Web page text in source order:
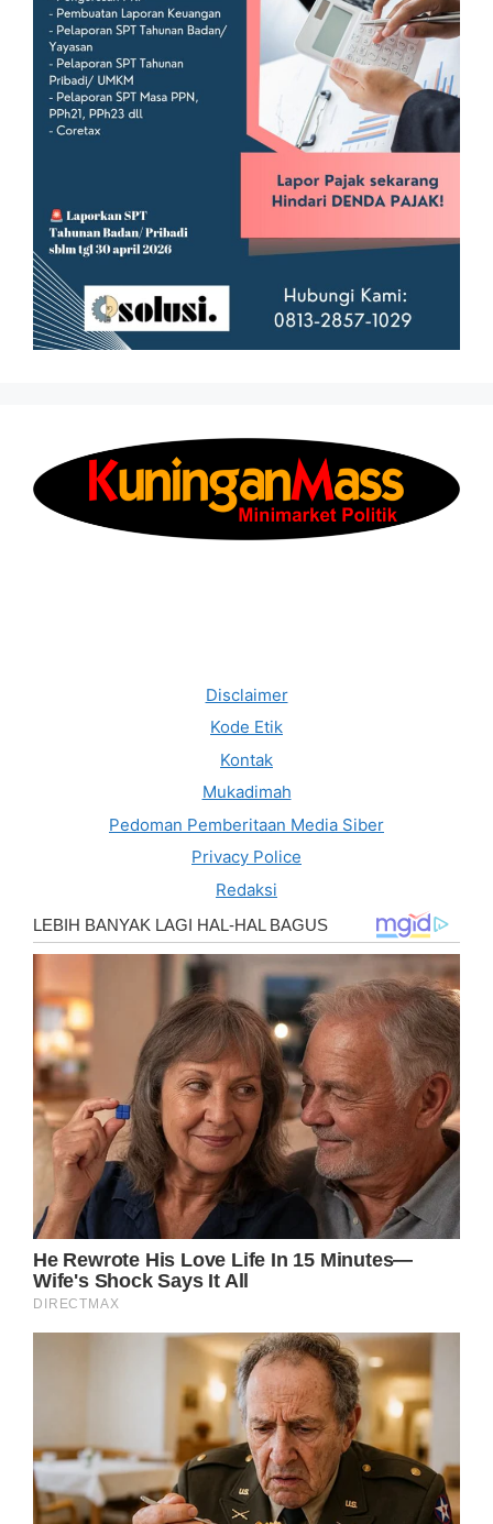
Disclaimer
Kode Etik
Kontak
Mukadimah
Pedoman Pemberitaan Media Siber
Privacy Police
Redaksi